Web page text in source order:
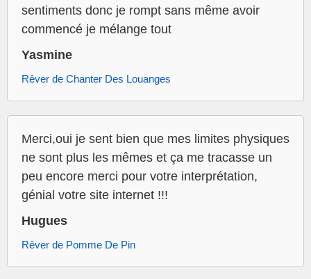
sentiments donc je rompt sans même avoir
commencé je mélange tout
Yasmine
Rêver de Chanter Des Louanges
Merci,oui je sent bien que mes limites physiques
ne sont plus les mêmes et ça me tracasse un
peu encore merci pour votre interprétation,
génial votre site internet !!!
Hugues
Rêver de Pomme De Pin